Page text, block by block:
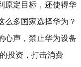
原定目标，还使得华
么多国家选择华为？
心声，禁止华为设备
投资，打击消费